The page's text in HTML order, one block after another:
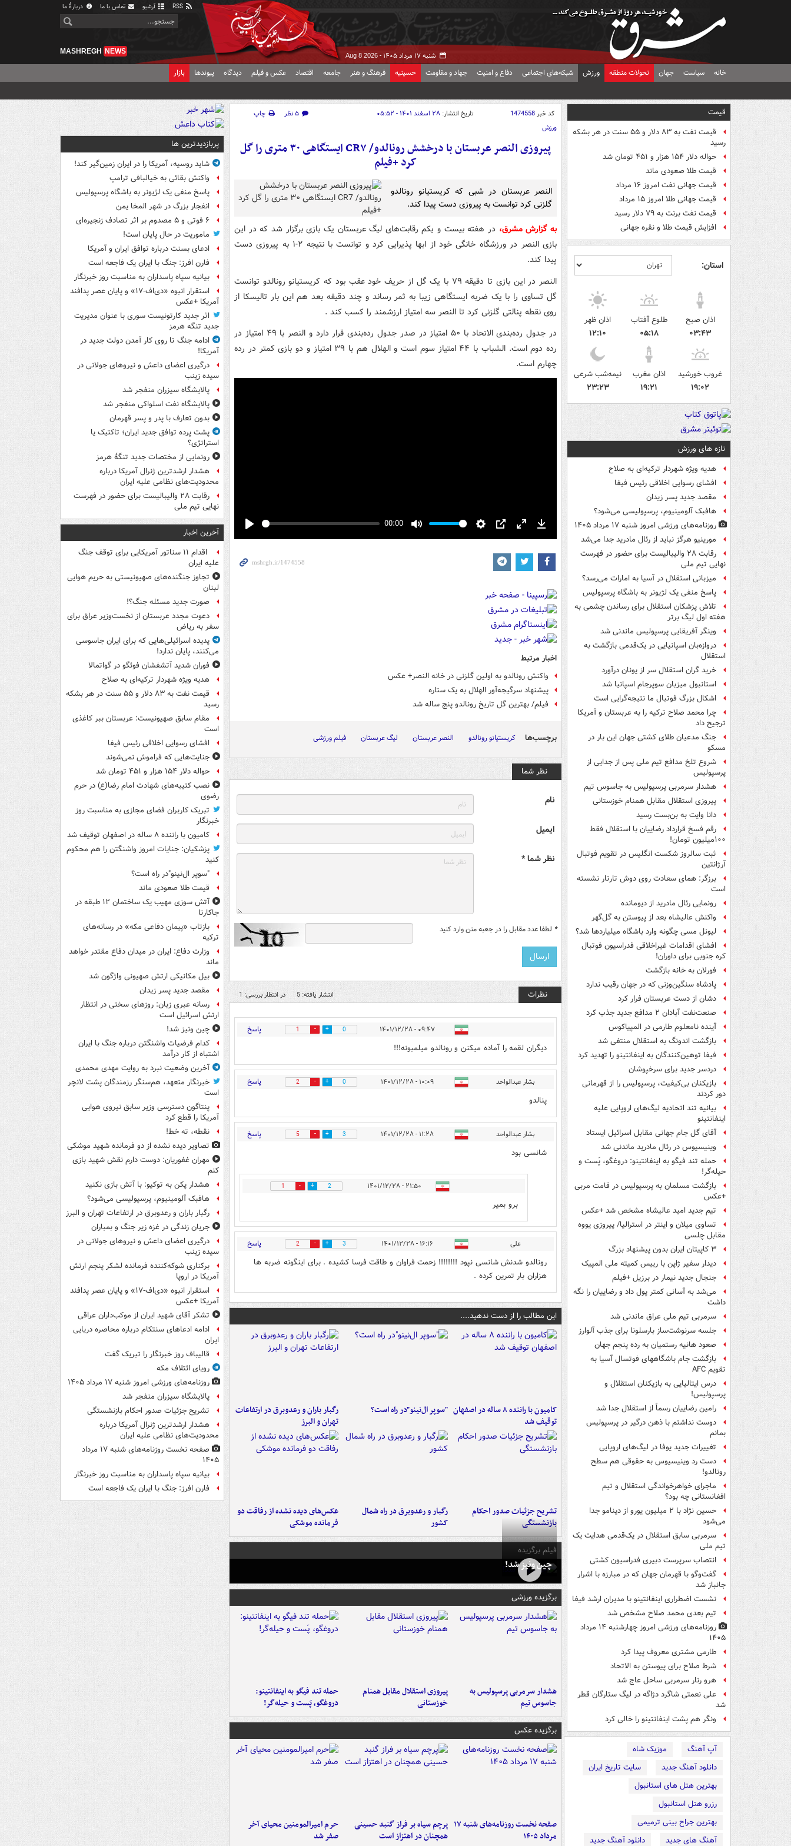
آرشیو تماس با ما دربارهٔ ما
شنبه ۱۷ مرداد ۱۴۰۵ - Aug 8 2026
MASHREGH NEWS
خانه سیاست جهان تحولات منطقه ورزش شبکه‌های اجتماعی دفاع و امنیت جهاد و مقاومت حسینیه فرهنگ و هنر جامعه اقتصاد عکس و فیلم دیدگاه پیوندها بازار
قیمت
قیمت نفت به ۸۳ دلار و ۵۵ سنت در هر بشکه
رسید
حواله دلار ۱۵۴ هزار و ۴۵۱ تومان شد
قیمت طلا صعودی ماند
قیمت جهانی نفت امروز ۱۶ مرداد
قیمت جهانی طلا امروز ۱۵ مرداد
قیمت نفت برنت به ۷۹ دلار رسید
افزایش قیمت طلا و نقره جهانی
استان:
اذان صبح
۰۳:۴۳
طلوع آفتاب
۰۵:۱۸
اذان ظهر
۱۲:۱۰
غروب خورشید
۱۹:۰۲
اذان مغرب
۱۹:۲۱
نیمه‌شب شرعی
۲۳:۲۳
تازه های ورزش
هدیه ویژه شهردار ترکیه‌ای به صلاح
افشای رسوایی اخلاقی رئیس فیفا
مقصد جدید پسر زیدان
هافبک آلومینیوم، پرسپولیسی می‌شود؟
روزنامه‌های ورزشی امروز ‌شنبه ۱۷ مرداد ۱۴۰۵
مورینیو هرگز نباید از رئال مادرید جدا می‌شد
رقابت ۲۸ والیبالیست برای حضور در فهرست
نهایی تیم ملی
میزبانی استقلال در آسیا به امارات می‌رسد؟
پاسخ منفی یک لژیونر به باشگاه پرسپولیس
تلاش پزشکان استقلال برای رساندن چشمی به
هفته اول لیگ برتر
وینگر آفریقایی پرسپولیس ماندنی شد
دروازه‌بان اسپانیایی در یک‌قدمی بازگشت به
استقلال
خرید گران استقلال سر از یونان درآورد
استانبول میزبان سوپرجام اسپانیا شد
اشکال بزرگ فوتبال ما نتیجه‌گرایی است
چرا محمد صلاح ترکیه را به عربستان و آمریکا
ترجیح داد
جنگ مدعیان طلای کشتی جهان این بار در
مسکو
شروع تلخ مدافع تیم ملی پس از جدایی از
پرسپولیس
هشدار سرمربی پرسپولیس به جاسوس تیم
پیروزی استقلال مقابل همنام خوزستانی
دانا وایت به بن‌بست رسید
رقم فسخ قرارداد رضاییان با استقلال فقط
۱۰۰میلیون تومان!
ثبت سالروز شکست انگلیس در تقویم فوتبال
آرژانتین
برزگر: همای سعادت روی دوش تارتار نشسته
است
رونمایی رئال مادرید از دیومانده
واکنش عالیشاه بعد از پیوستن به گل‌گهر
لیونل مسی چگونه وارد باشگاه میلیاردها شد؟
افشای اقدامات غیراخلاقی فدراسیون فوتبال
کره جنوبی برای داوران!
فورلان به خانه بازگشت
پادشاه سنگین‌وزنی که در جهان رقیب ندارد
دشان از دست عربستان فرار کرد
صنعت‌نفت آبادان ۲ مدافع جدید جذب کرد
آینده نامعلوم طارمی در المپیاکوس
بازگشت اندونگ به استقلال منتفی شد
فیفا توهین‌کنندگان به اینفانتینو را تهدید کرد
دردسر جدید برای سرخپوشان
بازیکنان بی‌کیفیت، پرسپولیس را از قهرمانی
دور کردند
بیانیه تند اتحادیه لیگ‌های اروپایی علیه
اینفانتینو
آقای گل جام جهانی مقابل اسرائیل ایستاد
وینیسیوس در رئال مادرید ماندنی شد
حمله تند فیگو به اینفانتینو: دروغگو، پَست‌ و
حیله‌گر!
بازگشت مسلمان به پرسپولیس در قامت مربی
+عکس
تیم جدید امید عالیشاه مشخص شد +عکس
تساوی میلان و اینتر در استرالیا/ پیروزی یووه
مقابل چلسی
۳ کاپیتان ایران بدون پیشنهاد بزرگ
دیدار سفیر ژاپن با رییس کمیته ملی المپیک
جنجال جدید نیمار در برزیل +فیلم
می‌شد به آسانی کمتر پول داد و رضاییان را نگه
داشت
سرمربی تیم ملی عراق ماندنی شد
جلسه سرنوشت‌ساز بارسلونا برای جذب آلوارز
صعود هانیه رستمیان به رده پنجم جهان
بازگشت جام باشگاههای فوتسال آسیا به
تقویم AFC
درس ایتالیایی‌ به بازیکنان استقلال و
پرسپولیس!
رامین رضاییان رسماً از استقلال جدا شد
دوست نداشتم با ذهن درگیر در پرسپولیس
بمانم
تغییرات جدید یوفا در لیگ‌های اروپایی
دست رد وینیسیوس به حقوقی هم سطح
رونالدو!
ماجرای خواهرخواندگی استقلال و تیم
افغانستانی چه بود؟
حسین نژاد با ۲ میلیون یورو از دینامو جدا
می‌شود
سرمربی سابق استقلال در یک‌قدمی هدایت یک
تیم ملی
انتصاب سرپرست دبیری فدراسیون کشتی
گفت‌وگو با قهرمان جهان که در مبارزه با اشرار
جانباز شد
نشست اضطراری اینفانتینو با مدیران ارشد فیفا
تیم بعدی محمد صلاح مشخص شد
روزنامه‌های ورزشی امروز چهارشنبه ۱۴ مرداد
۱۴۰۵
طارمی مشتری معروف پیدا کرد
شرط صلاح برای پیوستن به الاتحاد
هرو رنار سرمربی ساحل عاج شد
علی نعمتی شاگرد دژاگه در لیگ ستارگان قطر
شد
ونگر هم پشت اینفانتینو را خالی کرد
آپ آهنگ
موزیک شاه
دانلود آهنگ جدید
سایت تاریخ ایران
بهترین هتل های استانبول
رزرو هتل استانبول
بهترین جراح بینی ترمیمی
آهنگ های جدید
دانلود آهنگ جدید
کد خبر1474558 تاریخ انتشار: ۲۸ اسفند ۱۴۰۱ - ۰۵:۵۲ ۵ نظر
چاپ
ورزش
پیروزی النصر عربستان با درخشش رونالدو/ CR۷ ایستگاهی ۳۰ متری را گل
کرد +فیلم
النصر عربستان در شبی که کریستیانو رونالدو
گلزنی کرد توانست به پیروزی دست پیدا کند.
به گزارش مشرق، در هفته بیست و یکم رقابت‌های لیگ عربستان یک بازی برگزار شد که در این
بازی النصر در ورزشگاه خانگی خود از ابها پذیرایی کرد و توانست با نتیجه ۲-۱ به پیروزی دست
پیدا کند.
النصر در این بازی تا دقیقه ۷۹ با یک گل از حریف خود عقب‌ بود که کریستیانو رونالدو توانست
گل تساوی را با یک ضربه ایستگاهی زیبا به ثمر رساند و چند دقیقه بعد هم این بار تالیسکا از
روی نقطه پنالتی گلزنی کرد تا النصر سه امتیاز ارزشمند را کسب کند .
در جدول رده‌بندی الاتحاد با ۵۰ امتیاز در صدر جدول رده‌بندی قرار دارد و النصر با ۴۹ امتیاز در
رده دوم است. الشباب با ۴۴ امتیاز سوم است و الهلال هم با ۳۹ امتیاز و دو بازی کمتر در رده
چهارم است.
00:00
اخبار مرتبط
واکنش رونالدو به اولین گلزنی در خانه النصر+ عکس
پیشنهاد سرگیجه‌آور الهلال به یک ستاره
فیلم/ بهترین گل تاریخ رونالدو پنج ساله شد
برچسب‌ها کریستیانو رونالدو النصر عربستان لیگ عربستان فیلم ورزشی
نظر شما
نام
ایمیل
نظر شما *
* لطفا عدد مقابل را در جعبه متن وارد کنید
نظرات انتشار یافته: 5 در انتظار بررسی: 1
۰۹:۴۷ - ۱۴۰۱/۱۲/۲۸ 0
1 پاسخ
دیگران لقمه را آماده میکنن و رونالدو میلمبونه!!!
بشار عبدالواحد ۱۰:۰۹ - ۱۴۰۱/۱۲/۲۸ 0
2 پاسخ
پنالدو
بشار عبدالواحد ۱۱:۲۸ - ۱۴۰۱/۱۲/۲۸ 3
5 پاسخ
شانسی بود
۲۱:۵۰ - ۱۴۰۱/۱۲/۲۸ 2
1
برو بمیر
علی ۱۶:۱۶ - ۱۴۰۱/۱۲/۲۸ 3
2 پاسخ
رونالدو شدنش شانسی نپود !!!!!!!! زحمت فراوان و طاقت فرسا کشیده . برای اینگونه ضربه ها
هزاران بار تمرین کرده .
این مطالب را از دست ندهید....
کامیون با راننده ۸ ساله در اصفهان
توقیف شد
"سوپر ال‌نینو"در راه است؟
رگبار باران و رعدوبرق در ارتفاعات
تهران و البرز
تشریح جزئیات صدور احکام
بازنشستگی
رگبار و رعدوبرق در راه شمال
کشور
عکس‌های دیده نشده از رفاقت دو
فرمانده‌ موشکی
فیلم برگزیده
چین ونیز شد!
برگزیده ورزشی
هشدار سرمربی پرسپولیس به
جاسوس تیم
پیروزی استقلال مقابل همنام
خوزستانی
حمله تند فیگو به اینفانتینو:
دروغگو، پَست‌ و حیله‌گر!
برگزیده عکس
صفحه نخست روزنامه‌های شنبه ۱۷
مرداد ۱۴۰۵
پرچم سیاه بر فراز گنبد حسینی
همچنان در اهتزاز است
حرم امیرالمومنین محیای آخر
صفر شد
پربازدیدترین ها
شاید روسیه، آمریکا را در ایران زمین‌گیر کند!
واکنش بقائی به خیالبافی ترامپ
پاسخ منفی یک لژیونر به باشگاه پرسپولیس
انفجار بزرگ در شهر المخا یمن
۶ فوتی و ۵ مصدوم بر اثر تصادف زنجیره‌ای
ماموریت در حال پایان است!
ادعای بسنت درباره توافق ایران و آمریکا
فارن افرز: جنگ با ایران یک فاجعه است
بیانیه سپاه پاسداران به مناسبت روز خبرنگار
استقرار انبوه «دی‌اف‑۱۷» و پایان عصر پدافند
آمریکا +عکس
اثر جدید کارتونیست سوری با عنوان مدیریت
جدید تنگه هرمز
ادامه جنگ تا روی کار آمدن دولت جدید در
آمریکا!
درگیری اعضای داعش و نیروهای جولانی در
سیده زینب
پالایشگاه سیزران منفجر شد
پالایشگاه نفت اسلواکی منفجر شد
بدون تعارف با پدر و پسر قهرمان
پشت پرده توافق جدید ایران؛ تاکتیک یا
استراتژی؟
رونمایی از مختصات جدید تنگۀ هرمز
هشدار ارشدترین ژنرال آمریکا درباره
محدودیت‌های نظامی علیه ایران
رقابت ۲۸ والیبالیست برای حضور در فهرست
نهایی تیم ملی
آخرین اخبار
اقدام ۱۱ سناتور آمریکایی برای توقف جنگ
علیه ایران
تجاوز جنگنده‌های صهیونیستی به حریم هوایی
لبنان
صورت جدید مسئله جنگ؟!
دعوت مجدد عربستان از نخست‌وزیر عراق برای
سفر به ریاض
پدیده اسرائیلی‌هایی که برای ایران جاسوسی
می‌کنند، پایان ندارد!
فوران شدید آتشفشان فوئگو در گواتمالا
هدیه ویژه شهردار ترکیه‌ای به صلاح
قیمت نفت به ۸۳ دلار و ۵۵ سنت در هر بشکه
رسید
مقام سابق صهیونیست: عربستان ببر کاغذی
است
افشای رسوایی اخلاقی رئیس فیفا
جنایت‌هایی که فراموش نمی‌شوند
حواله دلار ۱۵۴ هزار و ۴۵۱ تومان شد
نصب کتیبه‌های شهادت امام رضا(ع) در حرم
رضوی
تبریک کاربران فضای مجازی به مناسبت روز
خبرنگار
کامیون با راننده ۸ ساله در اصفهان توقیف شد
پزشکیان: جنایات امروز واشنگتن را هم محکوم
کنید
"سوپر ال‌نینو"در راه است؟
قیمت طلا صعودی ماند
آتش سوزی مهیب یک ساختمان ۱۲ طبقه در
جاکارتا
بازتاب «پیمان دفاعی مکه» در رسانه‌های
ترکیه
وزارت دفاع: ایران در میدان دفاع مقتدر خواهد
ماند
بیل مکانیکی ارتش صهیونی واژگون شد
مقصد جدید پسر زیدان
رسانه عبری زبان: روزهای سختی در انتظار
ارتش اسرائیل است
چین ونیز شد!
کدام فرضیات واشنگتن درباره جنگ با ایران
اشتباه از کار درآمد
آخرین وضعیت نبرد به روایت مهدی محمدی
خبرنگار متعهد، هم‌سنگر رزمندگان پشت لانچر
است
پنتاگون دسترسی وزیر سابق نیروی هوایی
آمریکا را قطع کرد
نقطه، ته خط!
تصاویر دیده‌ نشده از دو فرمانده شهید موشکی
مهران غفوریان: دوست دارم نقش شهید بازی
کنم
هشدار پکن به توکیو: با آتش بازی نکنید
هافبک آلومینیوم، پرسپولیسی می‌شود؟
رگبار باران و رعدوبرق در ارتفاعات تهران و البرز
جریان زندگی در غزه زیر جنگ و بمباران
درگیری اعضای داعش و نیروهای جولانی در
سیده زینب
برکناری شوکه‌کننده فرمانده لشکر پنجم ارتش
آمریکا در اروپا
استقرار انبوه «دی‌اف‑۱۷» و پایان عصر پدافند
آمریکا +عکس
تشکر آقای شهید ایران از موکب‌داران عراقی
ادامه ادعاهای سنتکام درباره محاصره دریایی
ایران
قالیباف روز خبرنگار را تبریک گفت
رویای ائتلاف مکه
روزنامه‌های ورزشی امروز ‌شنبه ۱۷ مرداد ۱۴۰۵
پالایشگاه سیزران منفجر شد
تشریح جزئیات صدور احکام بازنشستگی
هشدار ارشدترین ژنرال آمریکا درباره
محدودیت‌های نظامی علیه ایران
صفحه نخست روزنامه‌های شنبه ۱۷ مرداد
۱۴۰۵
بیانیه سپاه پاسداران به مناسبت روز خبرنگار
فارن افرز: جنگ با ایران یک فاجعه است